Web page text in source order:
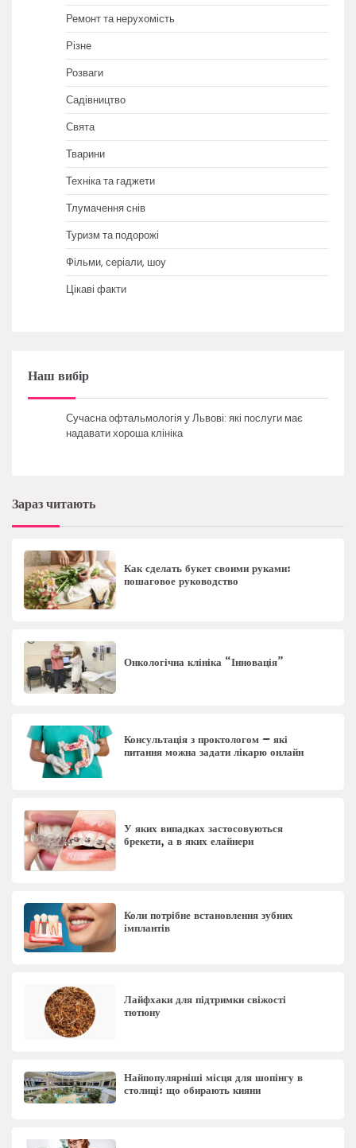
Ремонт та нерухомість
Різне
Розваги
Садівництво
Свята
Тварини
Техніка та гаджети
Тлумачення снів
Туризм та подорожі
Фільми, серіали, шоу
Цікаві факти
Наш вибір
Сучасна офтальмологія у Львові: які послуги має
надавати хороша клініка
Зараз читають
Как сделать букет своими руками:
пошаговое руководство
Онкологічна клініка “Інновація”
Консультація з проктологом – які
питання можна задати лікарю онлайн
У яких випадках застосовуються
брекети, а в яких елайнери
Коли потрібне встановлення зубних
імплантів
Лайфхаки для підтримки свіжості
тютюну
Найпопулярніші місця для шопінгу в
столиці: що обирають кияни